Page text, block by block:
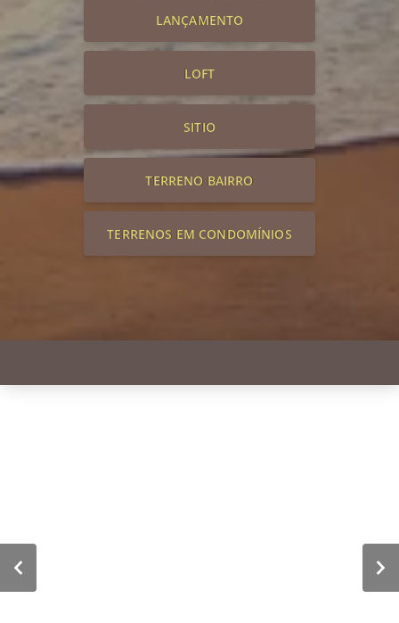
LANÇAMENTO
LOFT
SITIO
TERRENO BAIRRO
TERRENOS EM CONDOMÍNIOS